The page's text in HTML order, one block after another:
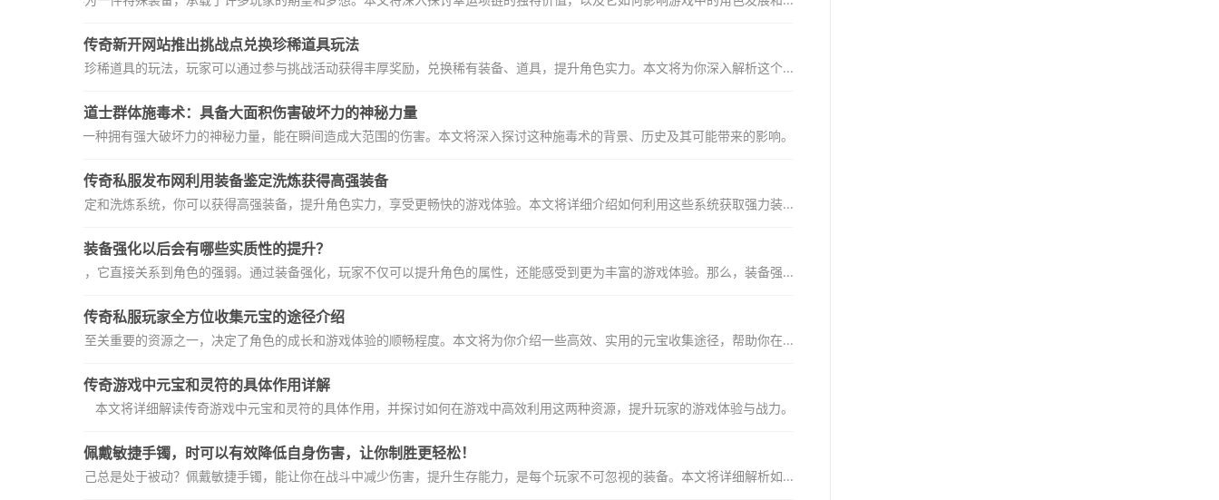
传奇新开网站推出挑战点兑换珍稀道具玩法
新挑战点兑换珍稀道具的玩法，玩家可以通过参与挑战活动获得丰厚奖励，兑换稀有装备、道具，提升角色实力。本文将为你深入解析这个...
道士群体施毒术：具备大面积伤害破坏力的神秘力量
施毒术，作为一种拥有强大破坏力的神秘力量，能在瞬间造成大范围的伤害。本文将深入探讨这种施毒术的背景、历史及其可能带来的影响。
传奇私服发布网利用装备鉴定洗炼获得高强装备
，通过装备鉴定和洗炼系统，你可以获得高强装备，提升角色实力，享受更畅快的游戏体验。本文将详细介绍如何利用这些系统获取强力装...
装备强化以后会有哪些实质性的提升？
中常见的玩法，它直接关系到角色的强弱。通过装备强化，玩家不仅可以提升角色的属性，还能感受到更为丰富的游戏体验。那么，装备强...
传奇私服玩家全方位收集元宝的途径介绍
元宝是游戏中至关重要的资源之一，决定了角色的成长和游戏体验的顺畅程度。本文将为你介绍一些高效、实用的元宝收集途径，帮助你在...
传奇游戏中元宝和灵符的具体作用详解
本文将详细解读传奇游戏中元宝和灵符的具体作用，并探讨如何在游戏中高效利用这两种资源，提升玩家的游戏体验与战力。
佩戴敏捷手镯，时可以有效降低自身伤害，让你制胜更轻松！
吃亏，感觉自己总是处于被动？佩戴敏捷手镯，能让你在战斗中减少伤害，提升生存能力，是每个玩家不可忽视的装备。本文将详细解析如...